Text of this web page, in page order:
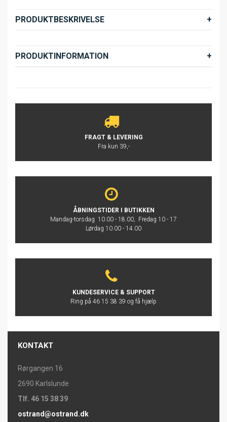
PRODUKTBESKRIVELSE
PRODUKTINFORMATION
FRAGT & LEVERING
Fra kun 39,-
ÅBNINGSTIDER I BUTIKKEN
Mandag-torsdag 10.00 - 18.00, Fredag 10 - 17
Lørdag 10.00 - 14.00
KUNDESERVICE & SUPPORT
Ring på 46 15 38 39 og få hjælp
KONTAKT
Rørgangen 16
2690 Karlslunde
Tlf. 46 15 38 39
ostrand@ostrand.dk